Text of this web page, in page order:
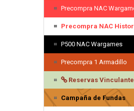
Precompra NAC
Precompra NAC
P500 NAC Wargames
Precompra 1 Armadillo
Reservas
Campaña de Fundas